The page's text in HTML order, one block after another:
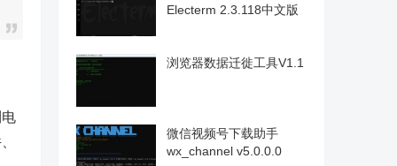
Electerm 2.3.118中文版
浏览器数据迁徙工具V1.1
微信视频号下载助手
wx_channel v5.0.0.0